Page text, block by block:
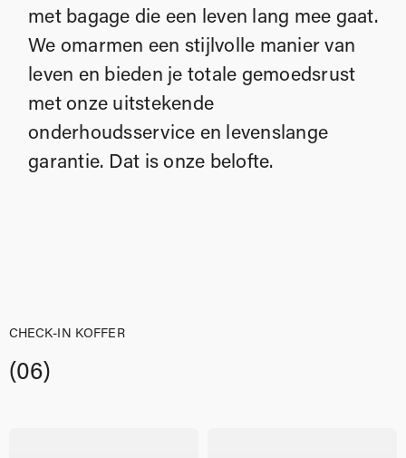
met bagage die een leven lang mee gaat.
We omarmen een stijlvolle manier van
leven en bieden je totale gemoedsrust
met onze uitstekende
onderhoudsservice en levenslange
garantie. Dat is onze belofte.
CHECK-IN KOFFER
(06)